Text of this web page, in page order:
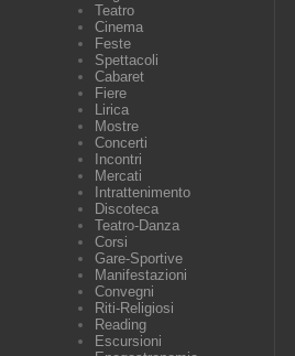
Teatro
Cinema
Feste
Spettacoli
Cabaret
Fiere
Lirica
Mostre
Concerti
Incontri
Mercati
Intrattenimento
Discoteca
Teatro-Danza
Corsi
Gare-Sportive
Manifestazioni
Convegni
Riti-Religiosi
Reading
Escursioni